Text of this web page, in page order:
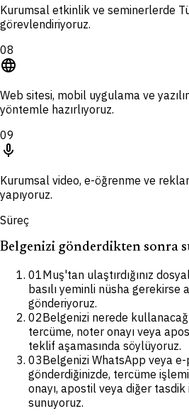
Kurumsal etkinlik ve seminerlerde
görevlendiriyoruz.
08
language
Web sitesi, mobil uygulama ve
yöntemle hazırlıyoruz.
09
mic
Kurumsal video, e-öğrenme ve
yapıyoruz.
Süreç
Belgenizi gönderdikten sonra
01Muş'tan ulaştırdığınız
basılı yeminli nüsha gerekirse
gönderiyoruz.
02Belgenizi nerede
tercüme, noter onayı veya
teklif aşamasında söylüyoruz.
03Belgenizi WhatsApp veya
gönderdiğinizde, tercüme
onayı, apostil veya diğer
sunuyoruz.